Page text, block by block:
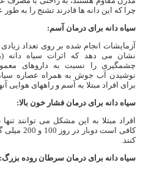
چرا که این دانه ها قادرند تشنج را به
سیاه دانه برای درمان آسم:
آزمایشات انجام شده بر روی تعداد
نشان می دهد که اثرات سیاه دانه
چشمگیری را نسبت به داروهای
نوشیدن آب جوش به همراه عصاره سیاه
برای افراد مبتلا به آسم و راههای هوایی
سیاه دانه برای درمان فشار خون بالا:
افراد مبتلا به این مشکل می توانند
کافی است
کنند.
سیاه دانه برای درمان سرطان روده بزرگ: